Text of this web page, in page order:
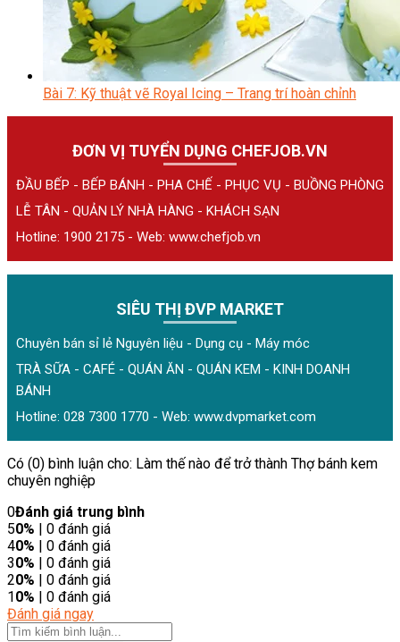
Bài 7: Kỹ thuật vẽ Royal Icing – Trang trí hoàn chỉnh
ĐƠN VỊ TUYỂN DỤNG CHEFJOB.VN
ĐẦU BẾP - BẾP BÁNH - PHA CHẾ - PHỤC VỤ - BUỒNG PHÒNG
LỄ TÂN - QUẢN LÝ NHÀ HÀNG - KHÁCH SẠN
Hotline: 1900 2175 - Web: www.chefjob.vn
SIÊU THỊ ĐVP MARKET
Chuyên bán sỉ lẻ Nguyên liệu - Dụng cụ - Máy móc
TRÀ SỮA - CAFÉ - QUÁN ĂN - QUÁN KEM - KINH DOANH
BÁNH
Hotline: 028 7300 1770 - Web: www.dvpmarket.com
Có (0) bình luận cho: Làm thế nào để trở thành Thợ bánh kem
chuyên nghiệp
0Đánh giá trung bình
50% | 0 đánh giá
40% | 0 đánh giá
30% | 0 đánh giá
20% | 0 đánh giá
1 0% | 0 đánh giá
Đánh giá ngay